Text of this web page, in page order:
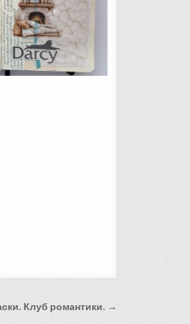
Клуб романтики. →